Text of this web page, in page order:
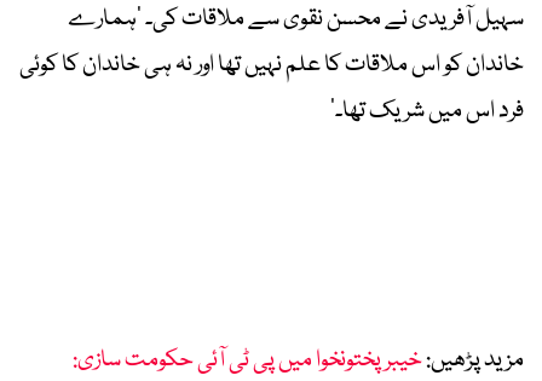
سہیل آفریدی نے محسن نقوی سے ملاقات کی۔ ‘ہمارے
خاندان کو اس ملاقات کا علم نہیں تھا اور نہ ہی خاندان کا کوئی
فرد اس میں شریک تھا۔’
مزید پڑھیں:خیبر پختونخوا میں پی ٹی آئی حکومت سازی: